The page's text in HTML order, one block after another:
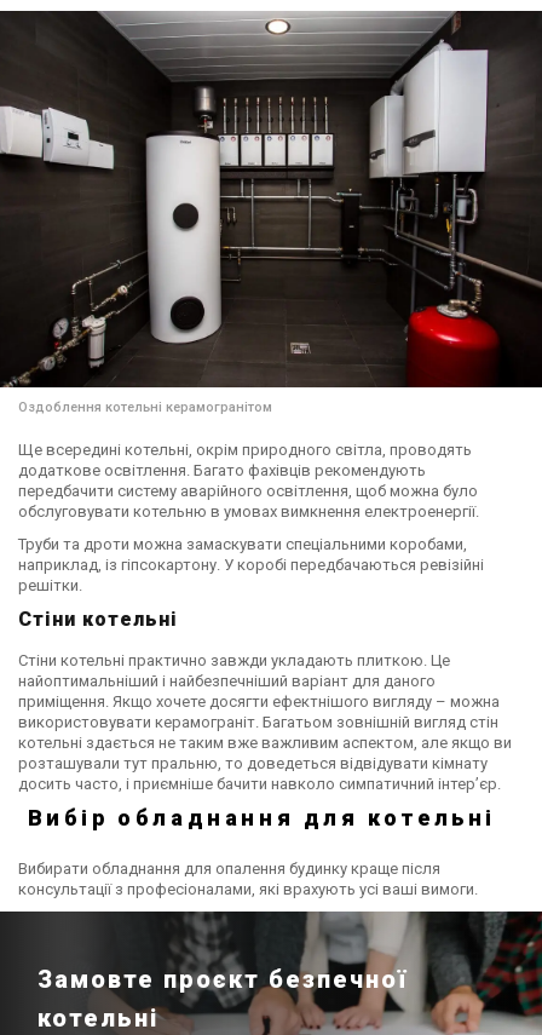
Оздоблення котельні керамогранітом
Ще всередині котельні, окрім природного світла, проводять
додаткове освітлення. Багато фахівців рекомендують
передбачити систему аварійного освітлення, щоб можна було
обслуговувати котельню в умовах вимкнення електроенергії.
Труби та дроти можна замаскувати спеціальними коробами,
наприклад, із гіпсокартону. У коробі передбачаються ревізійні
решітки.
Стіни котельні
Стіни котельні практично завжди укладають плиткою. Це
найоптимальніший і найбезпечніший варіант для даного
приміщення. Якщо хочете досягти ефектнішого вигляду – можна
використовувати керамограніт. Багатьом зовнішній вигляд стін
котельні здається не таким вже важливим аспектом, але якщо ви
розташували тут пральню, то доведеться відвідувати кімнату
досить часто, і приємніше бачити навколо симпатичний інтер’єр.
Вибір обладнання для котельні
Вибирати обладнання для опалення будинку краще після
консультації з професіоналами, які врахують усі ваші вимоги.
Замовте проєкт безпечної
котельні